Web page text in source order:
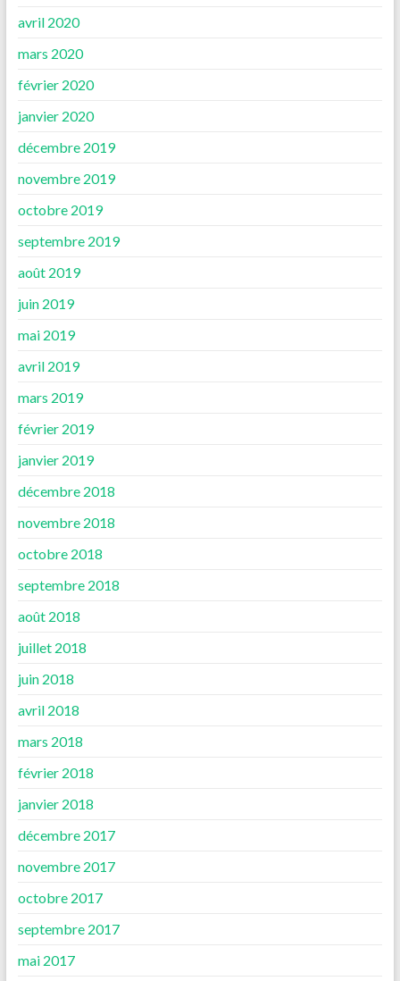
avril 2020
mars 2020
février 2020
janvier 2020
décembre 2019
novembre 2019
octobre 2019
septembre 2019
août 2019
juin 2019
mai 2019
avril 2019
mars 2019
février 2019
janvier 2019
décembre 2018
novembre 2018
octobre 2018
septembre 2018
août 2018
juillet 2018
juin 2018
avril 2018
mars 2018
février 2018
janvier 2018
décembre 2017
novembre 2017
octobre 2017
septembre 2017
mai 2017